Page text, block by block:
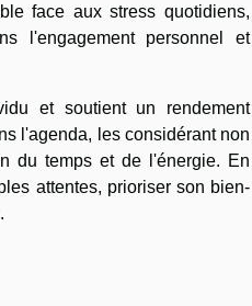
face aux stress quotidiens,
l'engagement personnel et
et soutient un rendement
l'agenda, les considérant non
du temps et de l'énergie. En
attentes, prioriser son bien-